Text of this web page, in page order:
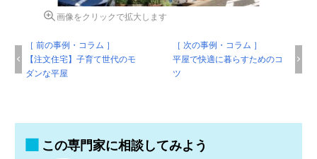
画像をクリックで拡大します
［ 前の事例・コラム ］
【注文住宅】子育て世代のモ
ダンな平屋
［ 次の事例・コラム ］
平屋で快適に暮らすためのコ
ツ
この専門家に相談してみよう